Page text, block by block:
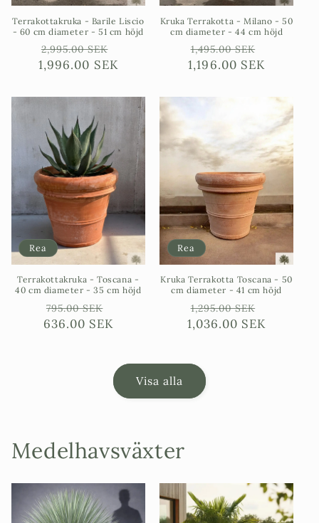
Terrakottakruka - Barile Liscio
- 60 cm diameter - 51 cm höjd
Ordinarie
pris
2,995.00 SEK
Försäljningspris
1,996.00 SEK
Kruka Terrakotta - Milano - 50
cm diameter - 44 cm höjd
Ordinarie
pris
1,495.00 SEK
1,196.00 SEK
Rea
Terrakottakruka - Toscana -
40 cm diameter - 35 cm höjd
Ordinarie
pris
795.00 SEK
Försäljningspris
636.00 SEK
Rea
Kruka Terrakotta Toscana - 50
cm diameter - 41 cm höjd
Ordinarie
pris
1,295.00 SEK
1,036.00 SEK
Visa alla
Medelhavsväxter